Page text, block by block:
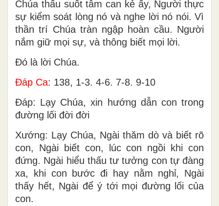
Chúa thấu suốt tâm can kẻ ấy, Người thực
sự kiểm soát lòng nó và nghe lời nó nói. Vì
thần trí Chúa tràn ngập hoàn cầu. Người
nắm giữ mọi sự, và thông biết mọi lời.
Ðó là lời Chúa.
Ðáp Ca: 138, 1-3. 4-6. 7-8. 9-10
Ðáp: Lạy Chúa, xin hướng dẫn con trong
đường lối đời đời
Xướng: Lạy Chúa, Ngài thăm dò và biết rõ
con, Ngài biết con, lúc con ngồi khi con
đứng. Ngài hiểu thấu tư tưởng con tự đàng
xa, khi con bước đi hay nằm nghỉ, Ngài
thấy hết, Ngài để ý tới mọi đường lối của
con.